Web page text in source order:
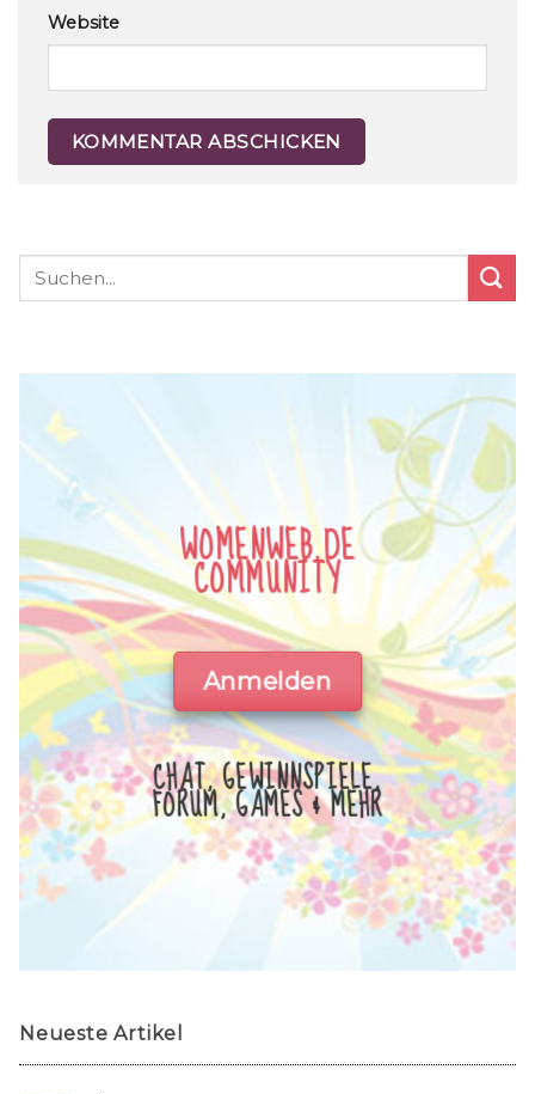
Website
WOMENWEB.DE
COMMUNITY
Anmelden
CHAT, GEWINNSPIELE,
FORUM, GAMES & MEHR
Neueste Artikel